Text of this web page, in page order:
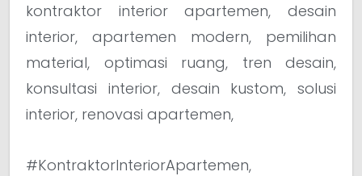
kontraktor interior apartemen, desain
interior, apartemen modern, pemilihan
material, optimasi ruang, tren desain,
konsultasi interior, desain kustom, solusi
interior, renovasi apartemen,
#KontraktorInteriorApartemen,